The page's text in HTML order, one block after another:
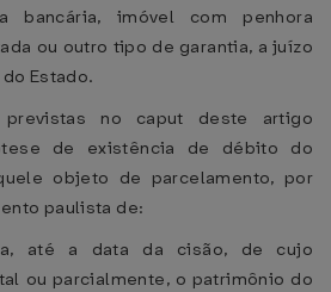
bancária, imóvel com penhora
ou outro tipo de garantia, a juízo
Estado.
no caput deste artigo
de existência de débito do
objeto de parcelamento, por
paulista de:
até a data da cisão, de cujo
ou parcialmente, o patrimônio do